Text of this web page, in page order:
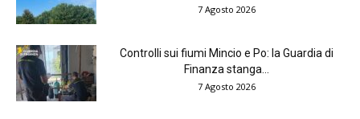
7 Agosto 2026
Controlli sui fiumi Mincio e Po: la Guardia di
Finanza stanga...
7 Agosto 2026